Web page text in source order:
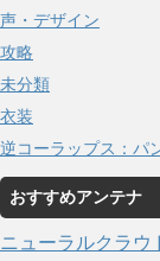
声・デザイン
攻略
未分類
衣装
逆コーラップス：パ
おすすめアンテナ
ニューラルクラウ